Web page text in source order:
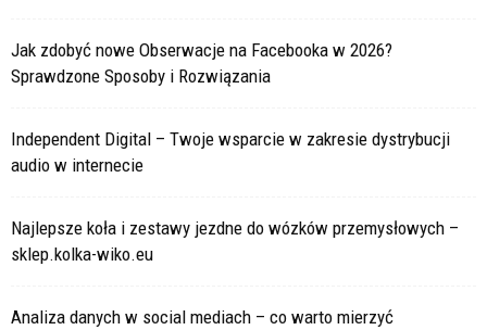
Jak zdobyć nowe Obserwacje na Facebooka w 2026?
Sprawdzone Sposoby i Rozwiązania
Independent Digital – Twoje wsparcie w zakresie dystrybucji
audio w internecie
Najlepsze koła i zestawy jezdne do wózków przemysłowych –
sklep.kolka-wiko.eu
Analiza danych w social mediach – co warto mierzyć